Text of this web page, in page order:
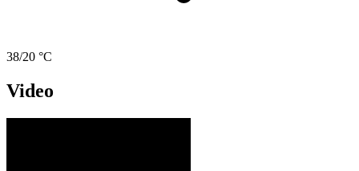
38/20 °C
Video